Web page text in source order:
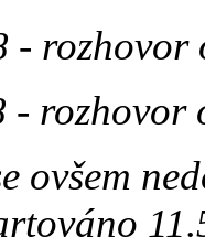
- rozhovor
- rozhovor
ovšem